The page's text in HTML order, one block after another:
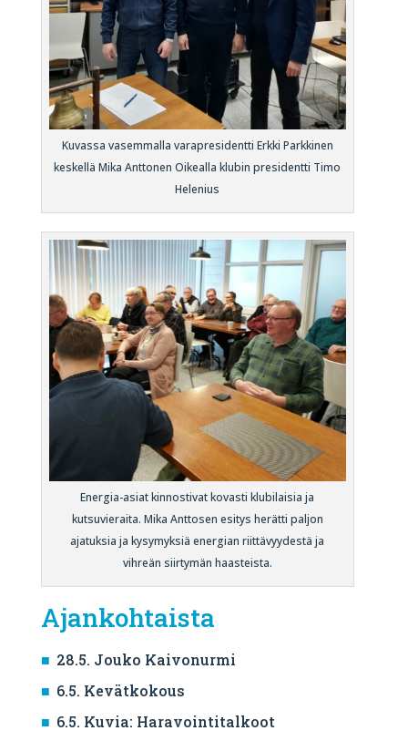
Kuvassa vasemmalla varapresidentti Erkki Parkkinen
keskellä Mika Anttonen Oikealla klubin presidentti Timo
Helenius
Energia-asiat kinnostivat kovasti klubilaisia ja
kutsuvieraita. Mika Anttosen esitys herätti paljon
ajatuksia ja kysymyksiä energian riittävyydestä ja
vihreän siirtymän haasteista.
Ajankohtaista
28.5. Jouko Kaivonurmi
6.5. Kevätkokous
6.5. Kuvia: Haravointitalkoot